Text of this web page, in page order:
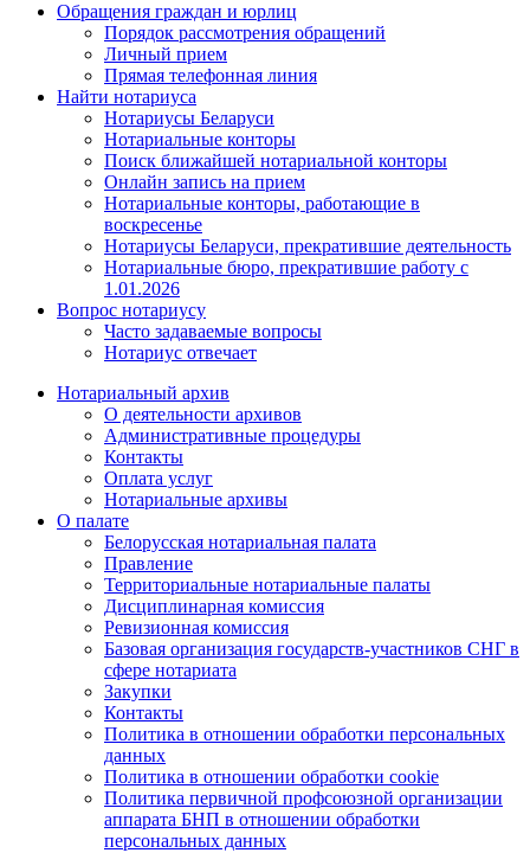
Обращения граждан и юрлиц
Порядок рассмотрения обращений
Личный прием
Прямая телефонная линия
Найти нотариуса
Нотариусы Беларуси
Нотариальные конторы
Поиск ближайшей нотариальной конторы
Онлайн запись на прием
Нотариальные конторы, работающие в
воскресенье
Нотариусы Беларуси, прекратившие деятельность
Нотариальные бюро, прекратившие работу с
1.01.2026
Вопрос нотариусу
Часто задаваемые вопросы
Нотариус отвечает
Нотариальный архив
О деятельности архивов
Административные процедуры
Контакты
Оплата услуг
Нотариальные архивы
О палате
Белорусская нотариальная палата
Правление
Территориальные нотариальные палаты
Дисциплинарная комиссия
Ревизионная комиссия
Базовая организация государств-участников СНГ в
сфере нотариата
Закупки
Контакты
Политика в отношении обработки персональных
данных
Политика в отношении обработки cookie
Политика первичной профсоюзной организации
аппарата БНП в отношении обработки
персональных данных